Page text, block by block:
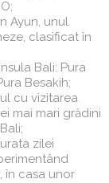
Ayun, unul
clasificat în
Bali: Pura
Besakih;
cu vizitarea
mai mari grădini
zilei
în casa unor